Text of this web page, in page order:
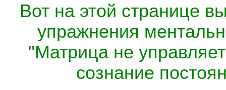
Вот на этой странице
упражнения
"Матрица не
сознание